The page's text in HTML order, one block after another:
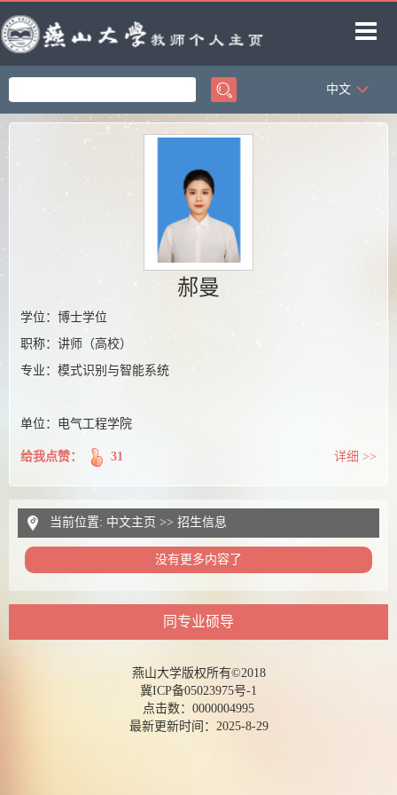
首页
科学研究
中文
郝曼
学位：博士学位
职称：讲师（高校）
专业：模式识别与智能系统
单位：电气工程学院
给我点赞： 31 详细 >>
当前位置: 中文主页 >> 招生信息
没有更多内容了
同专业硕导
燕山大学版权所有©2018
冀ICP备05023975号-1
点击数： 0000004995
最新更新时间： 2025-8-29